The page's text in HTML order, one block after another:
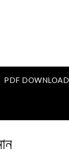
PDF DOWNLOAD